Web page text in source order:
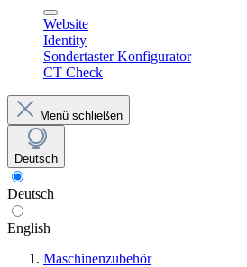
Website
Identity
Sondertaster Konfigurator
CT Check
Menü schließen
Deutsch
Deutsch
English
Maschinenzubehör